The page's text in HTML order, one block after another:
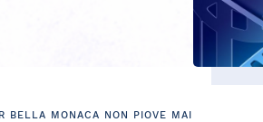
BELLA MONACA NON PIOVE MAI